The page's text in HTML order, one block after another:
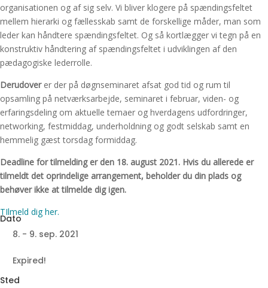
organisationen og af sig selv. Vi bliver klogere på spændingsfeltet
mellem hierarki og fællesskab samt de forskellige måder, man som
leder kan håndtere spændingsfeltet. Og så kortlægger vi tegn på en
konstruktiv håndtering af spændingsfeltet i udviklingen af den
pædagogiske lederrolle.
Derudoverer der på døgnseminaret afsat god tid og rum til
opsamling på netværksarbejde, seminaret i februar, viden- og
erfaringsdeling om aktuelle temaer og hverdagens udfordringer,
networking, festmiddag, underholdning og godt selskab samt en
hemmelig gæst torsdag formiddag.
Deadline for tilmelding er den 18. august 2021. Hvis du allerede er
tilmeldt det oprindelige arrangement, beholder du din plads og
behøver ikke at tilmelde dig igen.
TIlmeld dig her.
8. - 9. sep. 2021
Expired!